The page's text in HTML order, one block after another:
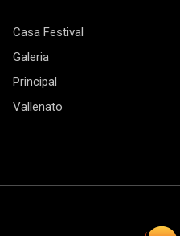
Casa Festival
Galeria
Principal
Vallenato